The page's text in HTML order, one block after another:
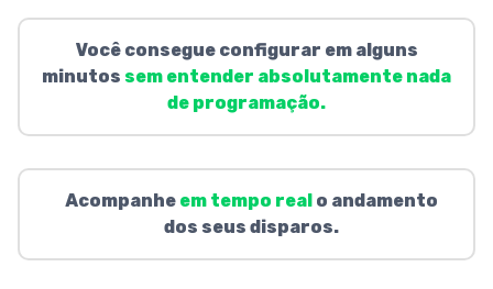
Você consegue configurar em alguns
minutos sem entender absolutamente nada
de programação.
Acompanhe em tempo realo andamento
dos seus disparos.